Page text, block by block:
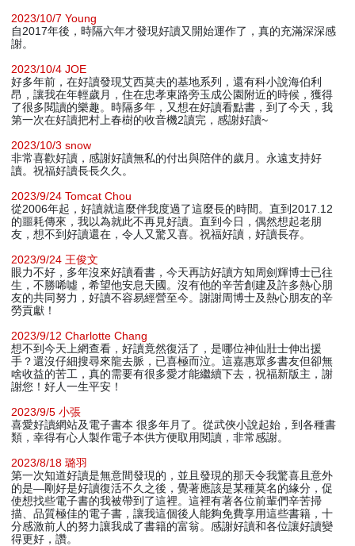
2023/10/7 Young
自2017年後，時隔六年才發現好讀又開始運作了，真的充滿深深感
謝。
2023/10/4 JOE
好多年前，在好讀發現艾西莫夫的基地系列，還有科小說海伯利
昂，讓我在年輕歲月，住在忠孝東路旁玉成公園附近的時候，獲得
了很多閱讀的樂趣。時隔多年，又想在好讀看點書，到了今天，我
第一次在好讀把村上春樹的收音機2讀完，感謝好讀~
2023/10/3 snow
非常喜歡好讀，感謝好讀無私的付出與陪伴的歲月。永遠支持好
讀。祝福好讀長長久久。
2023/9/24 Tomcat Chou
從2006年起，好讀就這麼伴我度過了這麼長的時間。直到2017.12
的噩耗傳來，我以為就此不再見好讀。直到今日，偶然想起老朋
友，想不到好讀還在，令人又驚又喜。祝福好讀，好讀長存。
2023/9/24 王俊文
眼力不好，多年沒來好讀看書，今天再訪好讀方知周劍輝博士已往
生，不勝唏噓，希望他安息天國。沒有他的辛苦創建及許多熱心朋
友的共同努力，好讀不容易經營至今。謝謝周博士及熱心朋友的辛
勞貢獻！
2023/9/12 Charlotte Chang
想不到今天上網查看，好讀竟然復活了，是哪位神仙壯士伸出援
手？還沒仔細搜尋來龍去脈，已喜極而泣。這嘉惠眾多書友但卻無
啥收益的苦工，真的需要有很多愛才能繼續下去，祝福新版主，謝
謝您！好人一生平安！
2023/9/5 小張
喜愛好讀網站及電子書本 很多年月了。從武俠小說起始，到各種書
類，幸得有心人製作電子本供方便取用閱讀，非常感謝。
2023/8/18 璐羽
第一次知道好讀是無意間發現的，並且發現的那天令我驚喜且意外
的是—剛好是好讀復活不久之後，覺著應該是某種莫名的緣分，促
使想找些電子書的我被帶到了這裡。這裡有著各位前輩們辛苦掃
描、品質極佳的電子書，讓我這個後人能夠免費享用這些書籍，十
分感激前人的努力讓我成了書籍的富翁。感謝好讀和各位讓好讀變
得更好，讚。